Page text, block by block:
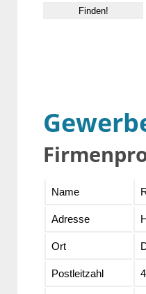
Name
Adresse
Ort
Postleitzahl